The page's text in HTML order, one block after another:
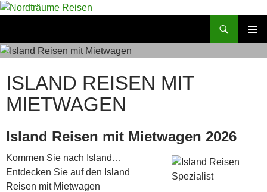
Zum
ISLAND REISEN MIT
MIETWAGEN
Island Reisen mit Mietwagen 2026
Kommen Sie nach Island…
Entdecken Sie auf den Island
Reisen mit Mietwagen